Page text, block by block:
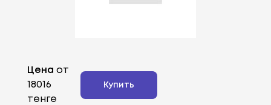
Цена от
18016
тенге
Купить